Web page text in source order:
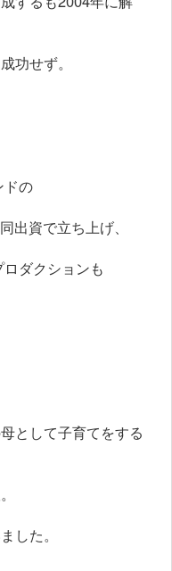
功せず。
ドの
出資で立ち上げ、
ダクションも
として子育てをする
した。